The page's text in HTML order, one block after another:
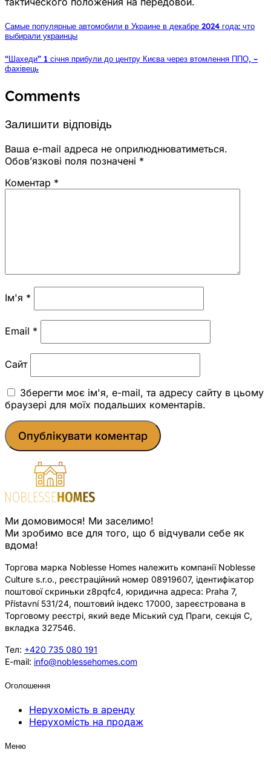
Самые популярные автомобили в Украине в декабре 2024 года: что
выбирали украинцы
“Шахеди” 1 січня прибули до центру Києва через втомлення ППО, –
фахівець
Comments
Залишити відповідь
Ваша e-mail адреса не оприлюднюватиметься.
Обов’язкові поля позначені *
Коментар *
Ім'я *
Email *
Сайт
Зберегти моє ім'я, e-mail, та адресу сайту в цьому
браузері для моїх подальших коментарів.
Ми домовимося! Ми заселимо!
Ми зробимо все для того, що б відчували себе як
вдома!
Торгова марка Noblesse Homes належить компанії Noblesse
Culture s.r.o., реєстраційний номер 08919607, ідентифікатор
поштової скриньки z8pqfc4, юридична адреса: Praha 7,
Přístavní 531/24, поштовий індекс 17000, зареєстрована в
Торговому реєстрі, який веде Міський суд Праги, секція C,
вкладка 327546.
Тел: +420 735 080 191
E-mail: info@noblessehomes.com
Оголошення
Нерухомість в аренду
Нерухомість на продаж
Меню